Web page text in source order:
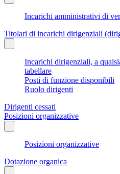
Incarichi amministrativi di
Titolari di incarichi dirigenziali
Incarichi dirigenziali, a
tabellare
Posti di funzione disponibili
Ruolo dirigenti
Dirigenti cessati
Posizioni organizzative
Posizioni organizzative
Dotazione organica